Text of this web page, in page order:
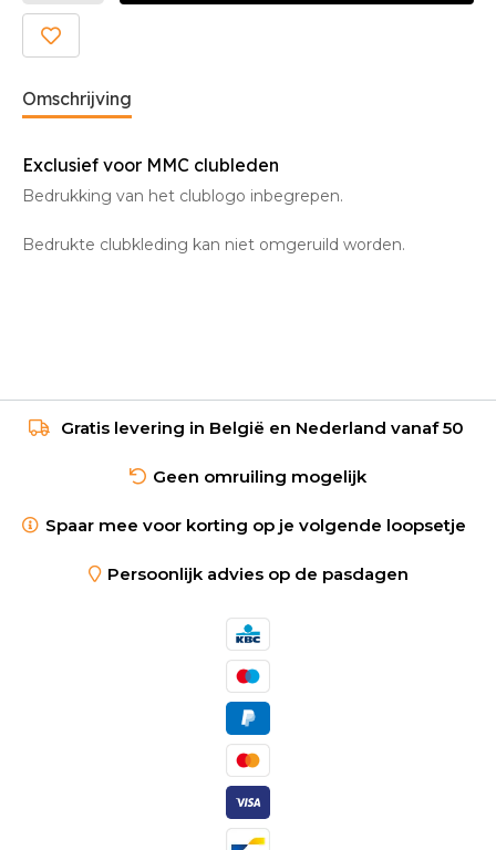
Omschrijving
Exclusief voor MMC clubleden
Bedrukking van het clublogo inbegrepen.
Bedrukte clubkleding kan niet omgeruild worden.
Gratis levering in België en Nederland vanaf 50
Geen omruiling mogelijk
Spaar mee voor korting op je volgende loopsetje
Persoonlijk advies op de pasdagen